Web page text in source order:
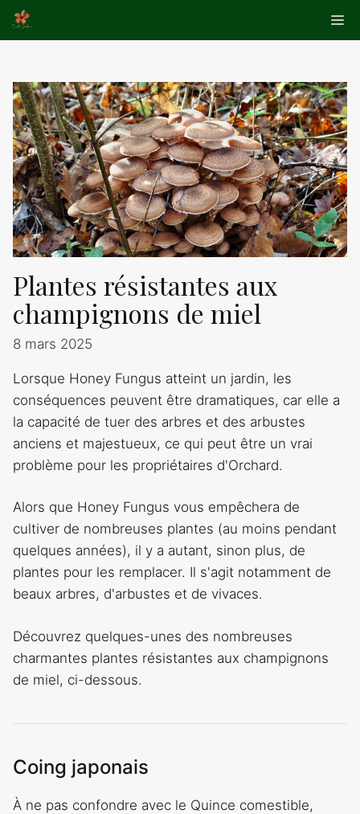
Aller
au
Plantes résistantes aux
champignons de miel
8 mars 2025
Lorsque Honey Fungus atteint un jardin, les
conséquences peuvent être dramatiques, car elle a
la capacité de tuer des arbres et des arbustes
anciens et majestueux, ce qui peut être un vrai
problème pour les propriétaires d'Orchard.
Alors que Honey Fungus vous empêchera de
cultiver de nombreuses plantes (au moins pendant
quelques années), il y a autant, sinon plus, de
plantes pour les remplacer. Il s'agit notamment de
beaux arbres, d'arbustes et de vivaces.
Découvrez quelques-unes des nombreuses
charmantes plantes résistantes aux champignons
de miel, ci-dessous.
Coing japonais
À ne pas confondre avec le Quince comestible,